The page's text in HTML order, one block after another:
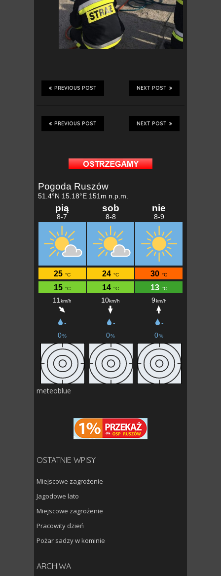
NEXT POST
PREVIOUS POST
NEXT POST
PREVIOUS POST
meteoblue
OSTATNIE WPISY
Miejscowe zagrożenie
Jagodowe lato
Miejscowe zagrożenie
Pracowity dzień
Pożar sadzy w kominie
ARCHIWA
Archiwa